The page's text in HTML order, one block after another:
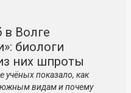
в Волге
биологи
них шпроты
учёных показало, как
видам и почему